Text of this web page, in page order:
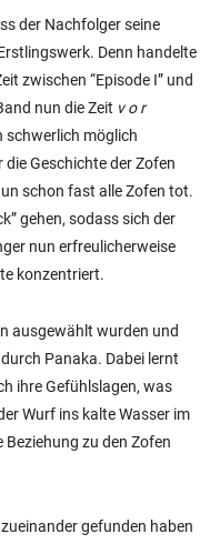
der Nachfolger seine
Denn handelte
zwischen “Episode I” und
nun die Zeit v o r
schwerlich möglich
Geschichte der Zofen
schon fast alle Zofen tot.
gehen, sodass sich der
nun erfreulicherweise
konzentriert.
ausgewählt wurden und
Panaka. Dabei lernt
ihre Gefühlslagen, was
Wurf ins kalte Wasser im
zu den Zofen
gefunden haben